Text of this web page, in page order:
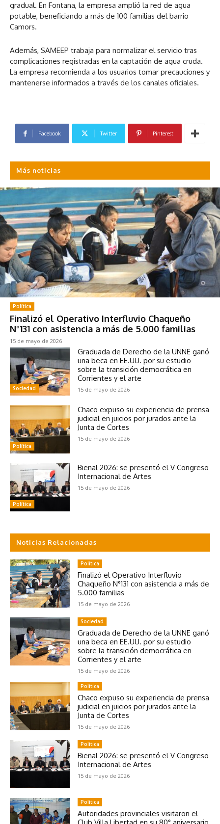
gradual. En Fontana, la empresa amplió la red de agua
potable, beneficiando a más de 100 familias del barrio
Camors.
Además, SAMEEP trabaja para normalizar el servicio tras
complicaciones registradas en la captación de agua cruda.
La empresa recomienda a los usuarios tomar precauciones y
mantenerse informados a través de los canales oficiales.
Facebook Twitter Pinterest
Más noticias
Política
Finalizó el Operativo Interfluvio Chaqueño
N°131 con asistencia a más de 5.000 familias
15 de mayo de 2026
Sociedad
Graduada de Derecho de la UNNE ganó
una beca en EE.UU. por su estudio
sobre la transición democrática en
Corrientes y el arte
15 de mayo de 2026
Política
Chaco expuso su experiencia de prensa
judicial en juicios por jurados ante la
Junta de Cortes
15 de mayo de 2026
Política
Bienal 2026: se presentó el V Congreso
Internacional de Artes
15 de mayo de 2026
Noticias Relacionadas
Política
Finalizó el Operativo Interfluvio
Chaqueño N°131 con asistencia a más de
5.000 familias
15 de mayo de 2026
Sociedad
Graduada de Derecho de la UNNE ganó
una beca en EE.UU. por su estudio
sobre la transición democrática en
Corrientes y el arte
15 de mayo de 2026
Política
Chaco expuso su experiencia de prensa
judicial en juicios por jurados ante la
Junta de Cortes
15 de mayo de 2026
Política
Bienal 2026: se presentó el V Congreso
Internacional de Artes
15 de mayo de 2026
Política
Autoridades provinciales visitaron el